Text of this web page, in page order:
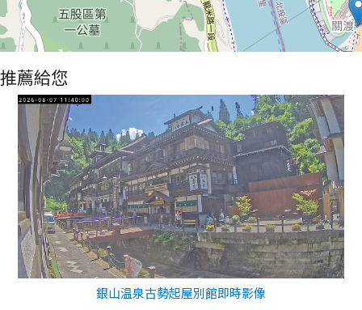
推薦給您
銀山温泉古勢起屋別館即時影像